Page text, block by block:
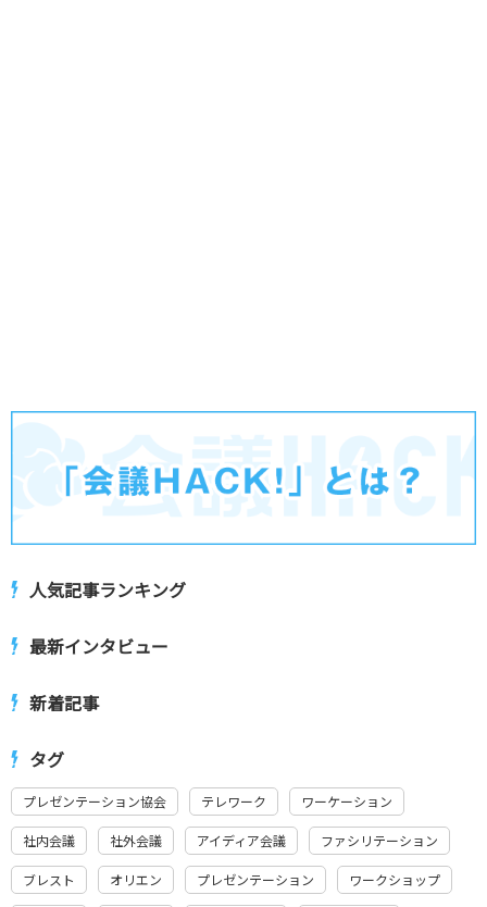
人気記事ランキング
最新インタビュー
新着記事
タグ
プレゼンテーション協会 テレワーク ワーケーション
社内会議 社外会議 アイディア会議 ファシリテーション
ブレスト オリエン プレゼンテーション ワークショップ